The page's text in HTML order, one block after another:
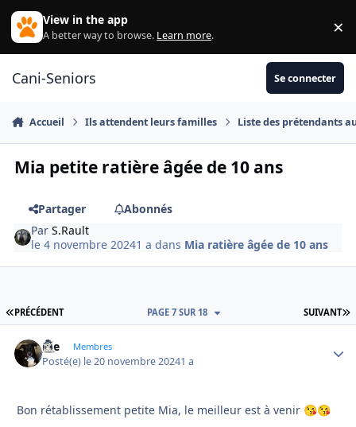
Aller au contenu
View in the app
A better way to browse. Learn more. ×
Cani-Seniors Se connecter
Accueil Ils attendent leurs familles Liste des prétendants
Mia petite ratière âgée de 10 ans
Partager
Abonnés
ParS.Rault
le 4 novembre 20241 a dans Mia ratière âgée de 10 ans
PREMIÈRE PAGE
PRÉCÉDENT SUIVANT
PAGE 7 SUR 18
Joe Membres
Posté(e) le 20 novembre 20241 a
Bon rétablissement petite Mia, le meilleur est à venir 😘😘